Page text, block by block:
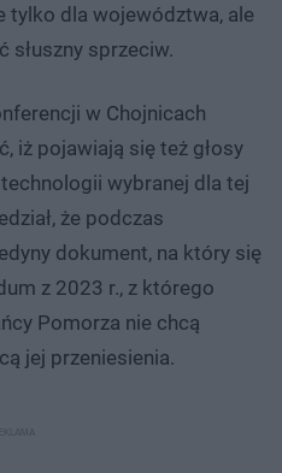
tylko dla województwa, ale
słuszny sprzeciw.
w Chojnicach
iż pojawiają się też głosy
wybranej dla tej
że podczas
dokument, na który się
z 2023 r., z którego
Pomorza nie chcą
jej przeniesienia.